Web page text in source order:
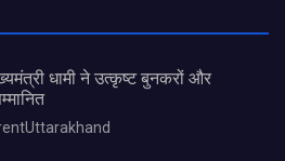
धामी ने उत्कृष्ट बुनकरों और